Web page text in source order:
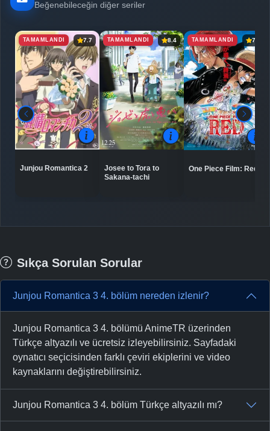
Beğenebileceğin diğer seriler
TAMAMLANDI 7.7
Junjou Romantica 2
TAMAMLANDI 8.4
Josee to Tora to
Sakana-tachi
TAMAMLANDI 7.8
One Piece Film: Red
Sıkça Sorulan Sorular
Junjou Romantica 3 4. bölüm nereden izlenir?
Junjou Romantica 3 4. bölümü AnimeTR üzerinden
Türkçe altyazılı ve ücretsiz izleyebilirsiniz. Sayfadaki
oynatıcı seçicisinden farklı çeviri ekiplerini ve video
kaynaklarını değiştirebilirsiniz.
Junjou Romantica 3 4. bölüm Türkçe altyazılı mı?